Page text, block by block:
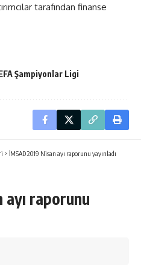
tarafından finanse
Şampiyonlar Ligi
> İMSAD 2019 Nisan ayı raporunu yayınladı
ayı raporunu